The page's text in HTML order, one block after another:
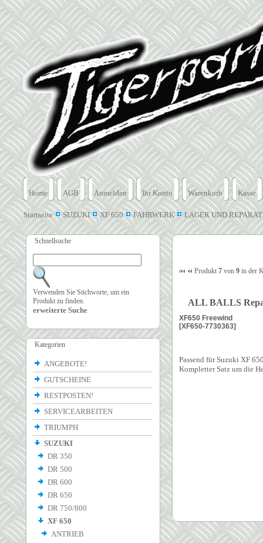
Home AGB Anmelden Ihr Konto Warenkorb Kasse
Startseite SUZUKI XF 650 FAHRWERK LAGER UND
Schnellsuche
Verwenden Sie Stichworte, um ein
Produkt zu finden.
erweiterte Suche
Kategorien
ANGEBOTE!
GUTSCHEINE
RESTPOSTEN!
SERVICEARBEITEN
TRIUMPH
SUZUKI
DR 350
DR 500
DR 600
DR 650
DR 750/800
XF 650
ANTRIEB
Produkt 7 von 9 in der
ALL BALLS
XF650 Freewind
[XF650-7730363]
Passend für Suzuki XF
Kompletter Satz um die